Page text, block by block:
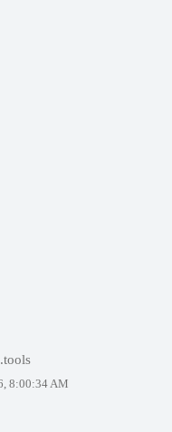
8:00:34 AM